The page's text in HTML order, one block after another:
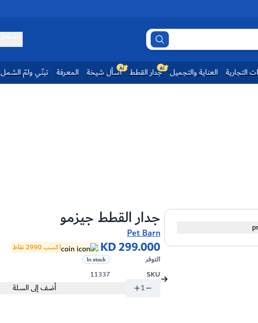
التجارية العناية والتجميل جدار القطط اسأل شيخة المعرفة تبنّي ولمّ الشمل
جدار القطط جيزمو
Pet Barn
KD 299.000
اكسب 2990 نقاط
التوفر
In stock
SKU
11337
1 أضف إلى السلة